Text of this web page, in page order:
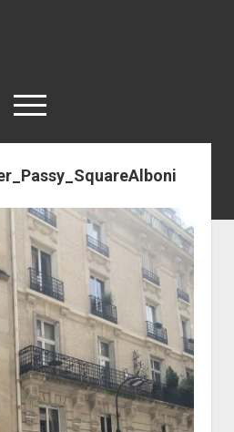
open
< work
Berlin
Reisen
Kunst
Geschichte
open
dropdown
menu
der Stadt Berlin
Impressum